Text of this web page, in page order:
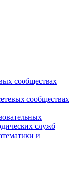
сообществах
сообществах
служб
и